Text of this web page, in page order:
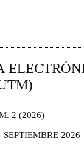
2 (2026)
2026